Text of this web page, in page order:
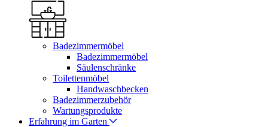
Badezimmermöbel
Badezimmermöbel
Säulenschränke
Toilettenmöbel
Handwaschbecken
Badezimmerzubehör
Wartungsprodukte
Erfahrung im Garten